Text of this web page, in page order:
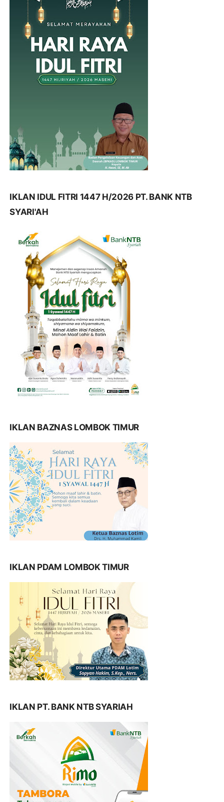
IKLAN IDUL FITRI 1447 H/2026 PT. BANK NTB
SYARI'AH
IKLAN BAZNAS LOMBOK TIMUR
IKLAN PDAM LOMBOK TIMUR
IKLAN PT. BANK NTB SYARIAH